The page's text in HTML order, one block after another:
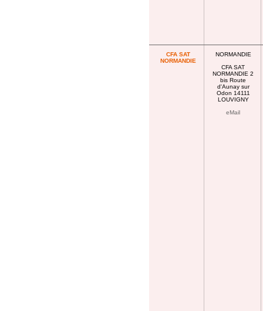
CFA SAT
NORMANDIE
NORMANDIE
CFA SAT
NORMANDIE 2
bis Route
d'Aunay sur
Odon 14111
LOUVIGNY
eMail